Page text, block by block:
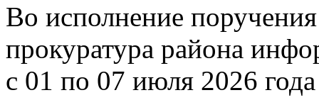
Во исполнение
прокуратура района
с 01 по 07 июля 2026